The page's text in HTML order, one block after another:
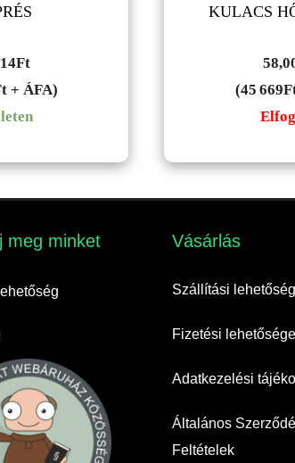
Ft
+ ÁFA)
KULACS
(45
meg minket​ Vásárlás​
Szállítási
Fizetési
Adatkezelési
Általános
Feltételek